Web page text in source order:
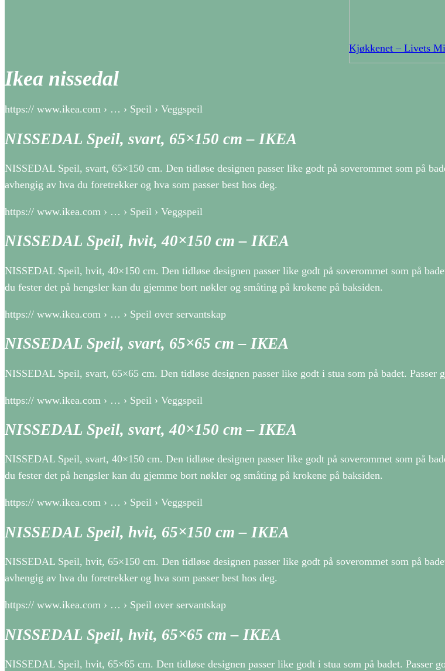
Kjøkkenet – Livets
Ikea nissedal
https:// www.ikea.com › … › Speil › Veggspeil
NISSEDAL Speil, svart, 65×150 cm – IKEA
NISSEDAL Speil, svart, 65×150 cm. Den tidløse designen passer like godt på soverommet som på
avhengig av hva du foretrekker og hva som passer best hos deg.
https:// www.ikea.com › … › Speil › Veggspeil
NISSEDAL Speil, hvit, 40×150 cm – IKEA
NISSEDAL Speil, hvit, 40×150 cm. Den tidløse designen passer like godt på soverommet som på
du fester det på hengsler kan du gjemme bort nøkler og småting på krokene på baksiden.
https:// www.ikea.com › … › Speil over servantskap
NISSEDAL Speil, svart, 65×65 cm – IKEA
NISSEDAL Speil, svart, 65×65 cm. Den tidløse designen passer like godt i stua som på badet. Passer
https:// www.ikea.com › … › Speil › Veggspeil
NISSEDAL Speil, svart, 40×150 cm – IKEA
NISSEDAL Speil, svart, 40×150 cm. Den tidløse designen passer like godt på soverommet som på
du fester det på hengsler kan du gjemme bort nøkler og småting på krokene på baksiden.
https:// www.ikea.com › … › Speil › Veggspeil
NISSEDAL Speil, hvit, 65×150 cm – IKEA
NISSEDAL Speil, hvit, 65×150 cm. Den tidløse designen passer like godt på soverommet som på
avhengig av hva du foretrekker og hva som passer best hos deg.
https:// www.ikea.com › … › Speil over servantskap
NISSEDAL Speil, hvit, 65×65 cm – IKEA
NISSEDAL Speil, hvit, 65×65 cm. Den tidløse designen passer like godt i stua som på badet. Passer